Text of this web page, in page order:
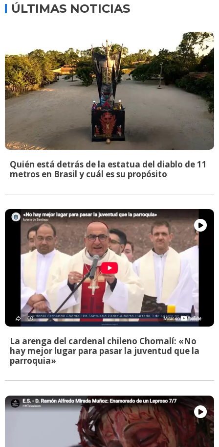
ÚLTIMAS NOTICIAS
Quién está detrás de la estatua del diablo de 11
metros en Brasil y cuál es su propósito
La arenga del cardenal chileno Chomalí: «No
hay mejor lugar para pasar la juventud que la
parroquia»